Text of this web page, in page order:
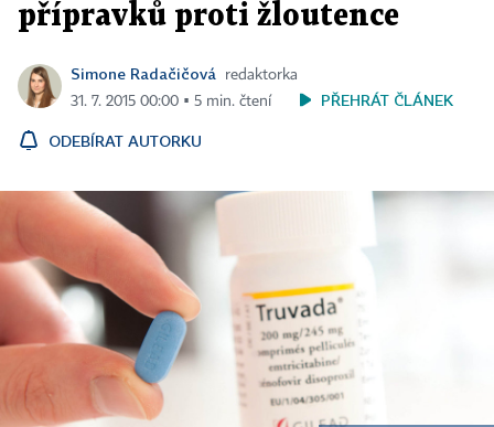
přípravků proti žloutence
Simone Radačičová
redaktorka
31. 7. 2015 00:00 ▪ 5 min. čtení
PŘEHRÁT ČLÁNEK
ODEBÍRAT AUTORKU